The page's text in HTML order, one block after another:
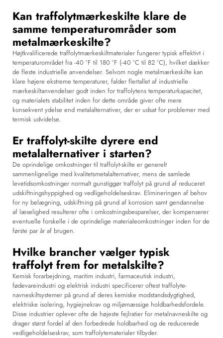
Kan traffolytmærkeskilte klare de
samme temperaturområder som
metalmærkeskilte?
Højtkvalificerede traffolytmærkeskiltmaterialer fungerer typisk effektivt i
temperaturområdet fra -40 °F til 180 °F (-40 °C til 82 °C), hvilket dækker
de fleste industrielle anvendelser. Selvom nogle metalmærkeskilte kan
klare højere ekstreme temperaturer, falder flertallet af industrielle
mærkeskiltanvendelser godt inden for traffolytens temperaturkapacitet,
og materialets stabilitet inden for dette område giver ofte mere
konsekvent ydelse end metalalternativer, der er udsat for problemer med
termisk udvidelse.
Er traffolyt-skilte dyrere end
metalalternativer i starten?
De oprindelige omkostninger til traffolyt-skilte er generelt
sammenlignelige med kvalitetsmetalalternativer, mens de samlede
levetidsomkostninger normalt gunstiggør traffolyt på grund af reduceret
udskiftningshyppighed og vedligeholdelseskrav. Elimineringen af behov
for ny belægning, udskiftning på grund af korrosion samt gendannelse
af læselighed resulterer ofte i omkostningsbesparelser, der kompenserer
eventuelle forskelle i de oprindelige materialeomkostninger inden for de
første par år af brugen.
Hvilke brancher vælger typisk
traffolyt frem for metalskilte?
Kemisk forarbejdning, maritim industri, farmaceutisk industri,
fødevareindustri og elektrisk industri specificerer oftest traffolyte-
navneskiltsystemer på grund af deres kemiske modstandsdygtighed,
elektriske isolering, hygiejnekrav og miljømæssige holdbarhedsfordele.
Disse industrier oplever ofte de højeste fejlratier for metalnavneskilte og
drager størst fordel af den forbedrede holdbarhed og de reducerede
vedligeholdelseskrav, som traffolytematerialer tilbyder.